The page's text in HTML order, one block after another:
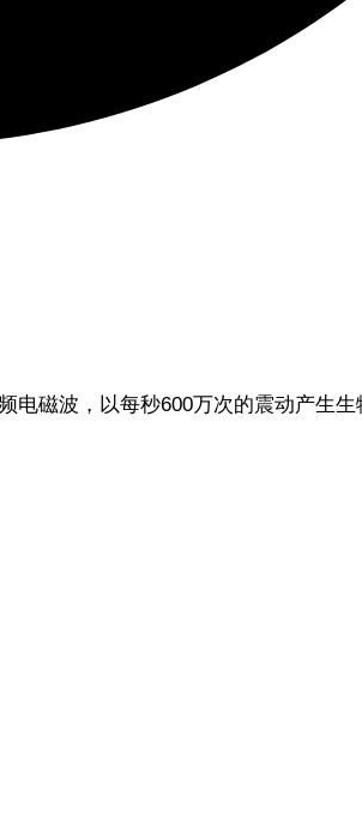
磁波，以每秒600万次的震动产生